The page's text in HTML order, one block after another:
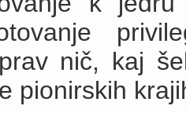
nič, kaj
pionirskih